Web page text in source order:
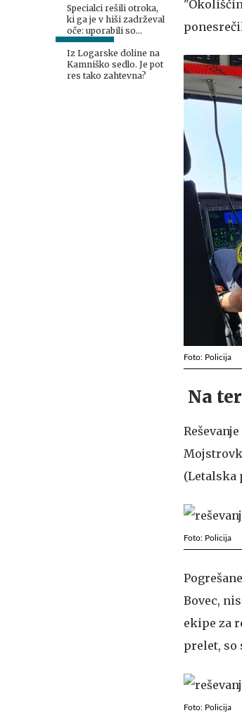
Specialci rešili otroka,
ki ga je v hiši zadrževal
oče: uporabili so
električni paralizator
#video
Iz Logarske doline na
Kamniško sedlo. Je pot
res tako zahtevna?
Foto: Policija
Na
(Letalska
Foto: Policija
Bovec,
ekipe za
prelet, so
Foto: Policija